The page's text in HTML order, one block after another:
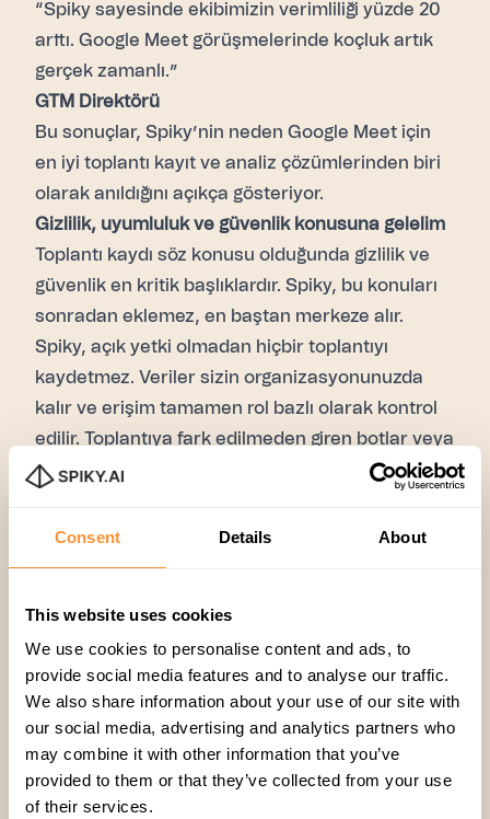
Consent Details About
This website uses cookies
We use cookies to personalise content and ads, to
provide social media features and to analyse our traffic.
We also share information about your use of our site with
our social media, advertising and analytics partners who
may combine it with other information that you’ve
provided to them or that they’ve collected from your use
of their services.
“Spiky sayesinde ekibimizin verimliliği yüzde 20
arttı. Google Meet görüşmelerinde koçluk artık
gerçek zamanlı.”
GTM Direktörü
Bu sonuçlar, Spiky’nin neden Google Meet için
en iyi toplantı kayıt ve analiz çözümlerinden biri
olarak anıldığını açıkça gösteriyor.
Gizlilik, uyumluluk ve güvenlik konusuna gelelim
Toplantı kaydı söz konusu olduğunda gizlilik ve
güvenlik en kritik başlıklardır. Spiky, bu konuları
sonradan eklemez, en baştan merkeze alır.
Spiky, açık yetki olmadan hiçbir toplantıyı
kaydetmez. Veriler sizin organizasyonunuzda
kalır ve erişim tamamen rol bazlı olarak kontrol
edilir. Toplantıya fark edilmeden giren botlar veya
gizli kayıt mekanizmaları yoktur.
Spiky, global güvenlik standartlarını karşılar.
GDPR ve KVKK uyumluluğu
Özelleştirilebilir veri saklama ve erişim
politikaları
IT ve güvenlik ekipleri için Spiky, Google Meet
toplantı kayıt araçları arasında şeffaf ve güvenilir
bir tercihtir.
Spiky, diğer Google Meet kayıt araçlarıyla nasıl